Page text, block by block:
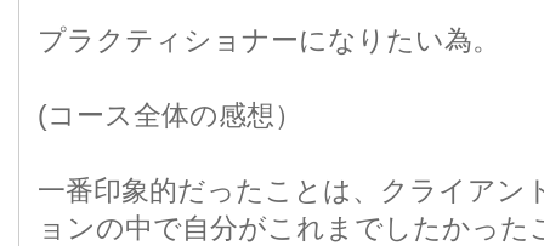
プラクティショナーになりたい為。
(コース全体の感想）
一番印象的だったことは、クライアン
ョンの中で自分がこれまでしたかった